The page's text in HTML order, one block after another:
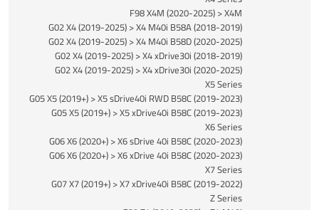
F98 X4M (2020-2025) > X4M
G02 X4 (2019-2025) > X4 M40i B58A (2018-2019)
G02 X4 (2019-2025) > X4 M40i B58D (2020-2025)
G02 X4 (2019-2025) > X4 xDrive30i (2018-2019)
G02 X4 (2019-2025) > X4 xDrive30i (2020-2025)
X5 Series
G05 X5 (2019+) > X5 sDrive40i RWD B58C (2019-2023)
G05 X5 (2019+) > X5 xDrive40i B58C (2019-2023)
X6 Series
G06 X6 (2020+) > X6 sDrive 40i B58C (2020-2023)
G06 X6 (2020+) > X6 xDrive 40i B58C (2020-2023)
X7 Series
G07 X7 (2019+) > X7 xDrive40i B58C (2019-2022)
Z Series